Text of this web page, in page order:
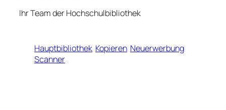
Ihr Team der Hochschulbibliothek
Hauptbibliothek Kopieren Neuerwerbung
Scanner